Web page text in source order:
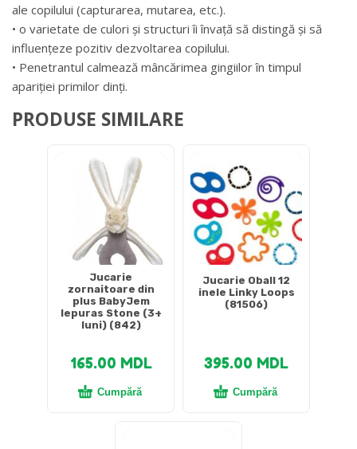
ale copilului (capturarea, mutarea, etc.).
• o varietate de culori și structuri îi învață să distingă și să
influențeze pozitiv dezvoltarea copilului.
• Penetrantul calmează mâncărimea gingiilor în timpul
apariției primilor dinți.
PRODUSE SIMILARE
Jucarie
zornaitoare din
plus BabyJem
Iepuras Stone (3+
luni) (842)
165.00 MDL
Cumpără
Jucarie Oball 12
inele Linky Loops
(81506)
395.00 MDL
Cumpără